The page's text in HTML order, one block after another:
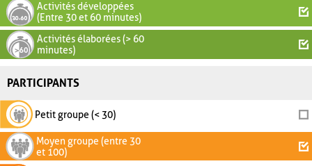
Activités développées
(Entre 30 et 60 minutes)
Activités élaborées (> 60
minutes)
PARTICIPANTS
Petit groupe (< 30)
Moyen groupe (entre 30
et 100)